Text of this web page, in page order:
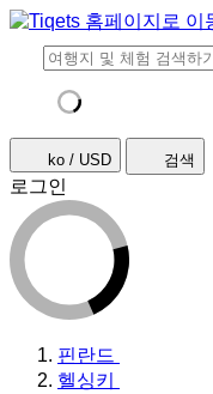
ko / USD 검색
로그인
핀란드
헬싱키